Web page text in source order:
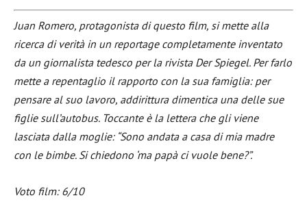
Juan Romero, protagonista di questo film, si mette alla
ricerca di verità in un reportage completamente inventato
da un giornalista tedesco per la rivista Der Spiegel. Per farlo
mette a repentaglio il rapporto con la sua famiglia: per
pensare al suo lavoro, addirittura dimentica una delle sue
figlie sull’autobus. Toccante è la lettera che gli viene
lasciata dalla moglie: “Sono andata a casa di mia madre
con le bimbe. Si chiedono ‘ma papà ci vuole bene?”.
Voto film: 6/10